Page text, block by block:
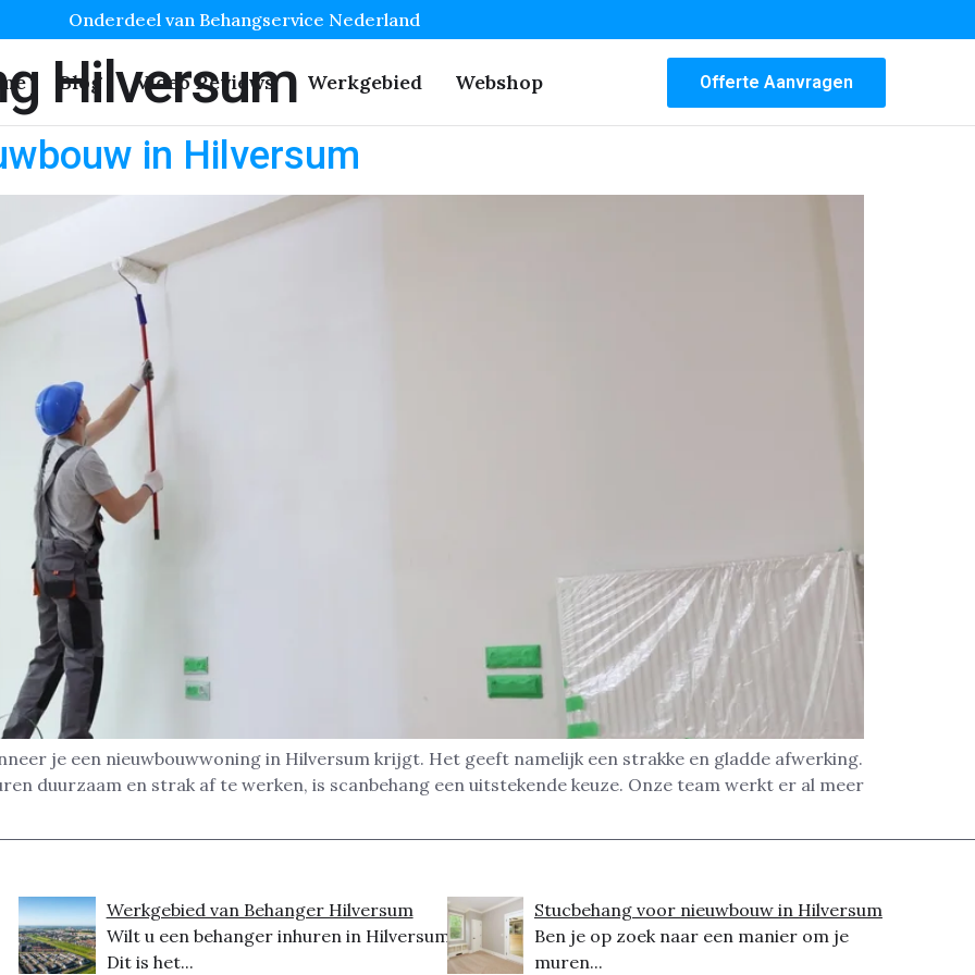
Onderdeel van Behangservice Nederland
Blog Video Reviews Werkgebied Webshop Offerte Aanvragen
Hilversum
in Hilversum
je een nieuwbouwwoning in Hilversum krijgt. Het geeft namelijk een strakke en gladde afwerking.
duurzaam en strak af te werken, is scanbehang een uitstekende keuze. Onze team werkt er al meer
Werkgebied van Behanger Hilversum
Wilt u een behanger inhuren in Hilversum?
Dit is het...
Stucbehang voor nieuwbouw in Hilversum
Ben je op zoek naar een manier om je
muren...